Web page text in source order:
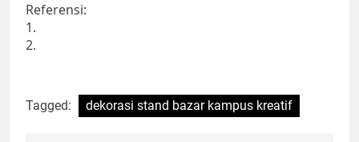
Referensi:
1.
2.
Tagged: dekorasi stand bazar kampus kreatif